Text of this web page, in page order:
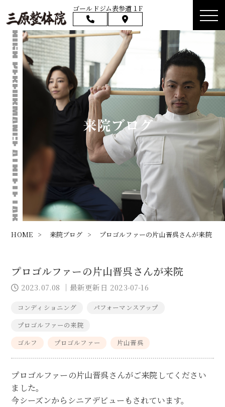
ゴールドジム表参道１F
来院ブログ
HOME > 来院ブログ > プロゴルファーの片山晋呉さんが来院
プロゴルファーの片山晋呉さんが来院
2023.07.08 ｜最新更新日 2023-07-16
コンディショニング
パフォーマンスアップ
プロゴルファーの来院
ゴルフ
プロゴルファー 片山晋呉
プロゴルファーの片山晋呉さんがご来院してください
ました。
今シーズンからシニアデビューもされています。